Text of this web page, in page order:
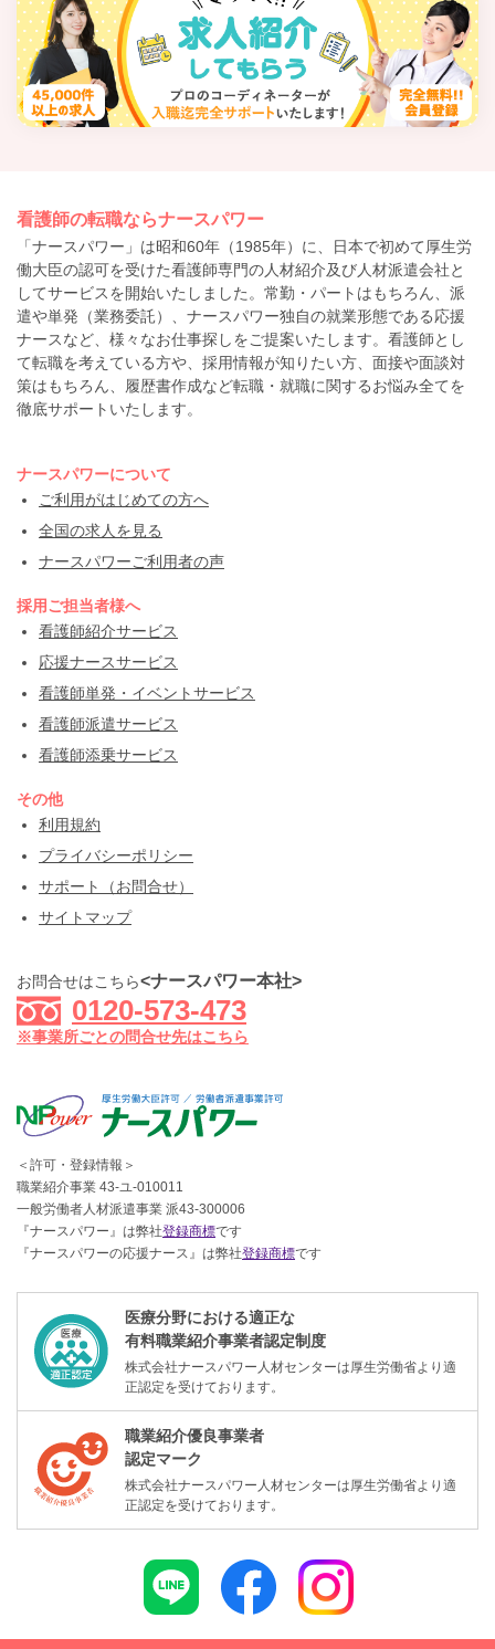
看護師の転職ならナースパワー
「ナースパワー」は昭和60年（1985年）に、日本で初めて厚生労
働大臣の認可を受けた看護師専門の人材紹介及び人材派遣会社と
してサービスを開始いたしました。常勤・パートはもちろん、派
遣や単発（業務委託）、ナースパワー独自の就業形態である応援
ナースなど、様々なお仕事探しをご提案いたします。看護師とし
て転職を考えている方や、採用情報が知りたい方、面接や面談対
策はもちろん、履歴書作成など転職・就職に関するお悩み全てを
徹底サポートいたします。
ナースパワーについて
ご利用がはじめての方へ
全国の求人を見る
ナースパワーご利用者の声
採用ご担当者様へ
看護師紹介サービス
応援ナースサービス
看護師単発・イベントサービス
看護師派遣サービス
看護師添乗サービス
その他
利用規約
プライバシーポリシー
サポート（お問合せ）
サイトマップ
お問合せはこちら<ナースパワー本社>
0120-573-473
※事業所ごとの問合せ先はこちら
＜許可・登録情報＞
職業紹介事業 43-ユ-010011
一般労働者人材派遣事業 派43-300006
『ナースパワー』は弊社登録商標です
『ナースパワーの応援ナース』は弊社登録商標です
医療分野における適正な
有料職業紹介事業者認定制度
株式会社ナースパワー人材センターは厚生労働省より適
正認定を受けております。
職業紹介優良事業者
認定マーク
株式会社ナースパワー人材センターは厚生労働省より適
正認定を受けております。